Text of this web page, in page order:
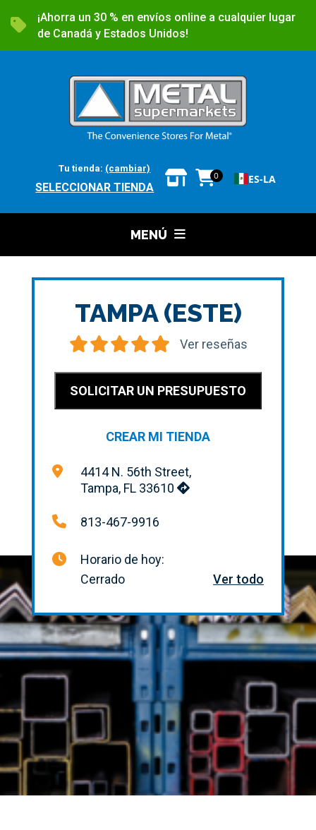
¡Ahorra un 30 % en envíos online a cualquier lugar
de Canadá y Estados Unidos!
Tu tienda: (cambiar)
SELECCIONAR TIENDA
0 ES-LA
MENÚ
TAMPA (ESTE)
Ver reseñas
SOLICITAR UN PRESUPUESTO
CREAR MI TIENDA
4414 N. 56th Street,
Tampa, FL 33610
813-467-9916
Horario de hoy:
Cerrado
Ver todo